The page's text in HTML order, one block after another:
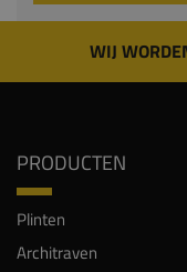
WIJ
PRODUCTEN
Plinten
Architraven